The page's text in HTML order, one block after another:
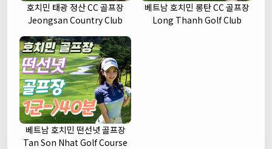
호치민 태광 정산 CC 골프장
Jeongsan Country Club
베트남 호치민 롱탄 CC 골프장
Long Thanh Golf Club
베트남 호치민 떤선녓 골프장
Tan Son Nhat Golf Course